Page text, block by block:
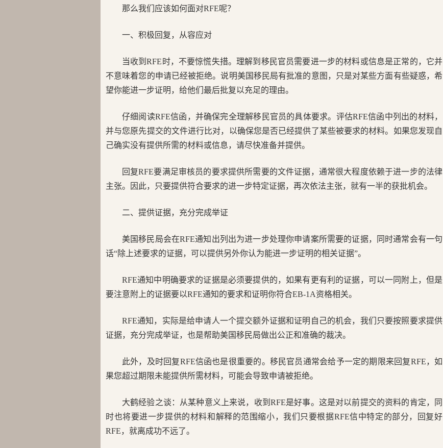
那么我们应该如何面对RFE呢？
一、积极回复，从容应对
当收到RFE时，不要惊慌失措。理解到移民官员需要进一步的材料或信息是正常的，它并
不意味着您的申请已经被拒绝。说明美国移民局有批准的意图，只是对某些方面有些疑惑，希
望你能进一步证明，给他们最后批复以充足的理由。
仔细阅读RFE信函，并确保完全理解移民官员的具体要求。评估RFE信函中列出的材料，
并与您原先提交的文件进行比对，以确保您是否已经提供了某些被要求的材料。如果您发现自
己确实没有提供所需的材料或信息，请尽快准备并提供。
回复RFE要满足审核员的要求提供所需要的文件证据，通常很大程度依赖于进一步的法律
主张。因此，只要提供符合要求的进一步特定证据，再次依法主张，就有一半的获批机会。
二、提供证据，充分完成举证
美国移民局会在RFE通知出列出为进一步处理你申请案所需要的证据，同时通常会有一句
话“除上述要求的证据，可以提供另外你认为能进一步证明的相关证据”。
RFE通知中明确要求的证据是必须要提供的，如果有更有利的证据，可以一同附上，但是
要注意附上的证据要以RFE通知的要求和证明你符合EB-1A资格相关。
RFE通知，实际是给申请人一个提交额外证据和证明自己的机会，我们只要按照要求提供
证据，充分完成举证，也是帮助美国移民局做出公正和准确的裁决。
此外，及时回复RFE信函也是很重要的。移民官员通常会给予一定的期限来回复RFE，如
果您超过期限未能提供所需材料，可能会导致申请被拒绝。
大鹤经验之谈：从某种意义上来说，收到RFE是好事。这是对以前提交的资料的肯定，同
时也将要进一步提供的材料和解释的范围缩小，我们只要根据RFE信中特定的部分，回复好
RFE，就离成功不远了。